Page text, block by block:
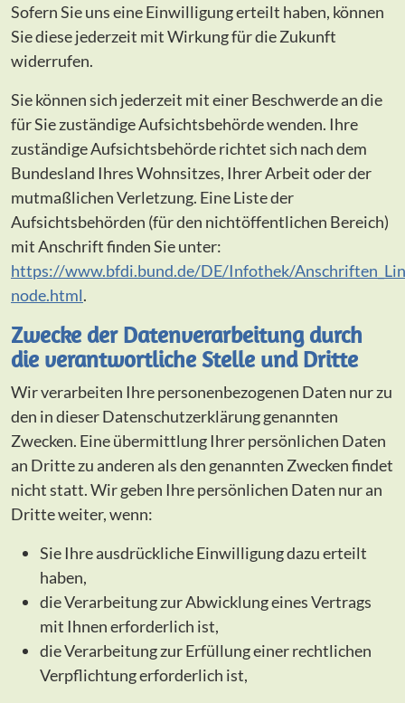
Sofern Sie uns eine Einwilligung erteilt haben, können
Sie diese jederzeit mit Wirkung für die Zukunft
widerrufen.
Sie können sich jederzeit mit einer Beschwerde an die
für Sie zuständige Aufsichtsbehörde wenden. Ihre
zuständige Aufsichtsbehörde richtet sich nach dem
Bundesland Ihres Wohnsitzes, Ihrer Arbeit oder der
mutmaßlichen Verletzung. Eine Liste der
Aufsichtsbehörden (für den nichtöffentlichen Bereich)
mit Anschrift finden Sie unter:
https://www.bfdi.bund.de/DE/Infothek/
node.html.
Zwecke der Datenverarbeitung durch
die verantwortliche Stelle und Dritte
Wir verarbeiten Ihre personenbezogenen Daten nur zu
den in dieser Datenschutzerklärung genannten
Zwecken. Eine übermittlung Ihrer persönlichen Daten
an Dritte zu anderen als den genannten Zwecken findet
nicht statt. Wir geben Ihre persönlichen Daten nur an
Dritte weiter, wenn:
Sie Ihre ausdrückliche Einwilligung dazu erteilt
haben,
die Verarbeitung zur Abwicklung eines Vertrags
mit Ihnen erforderlich ist,
die Verarbeitung zur Erfüllung einer rechtlichen
Verpflichtung erforderlich ist,